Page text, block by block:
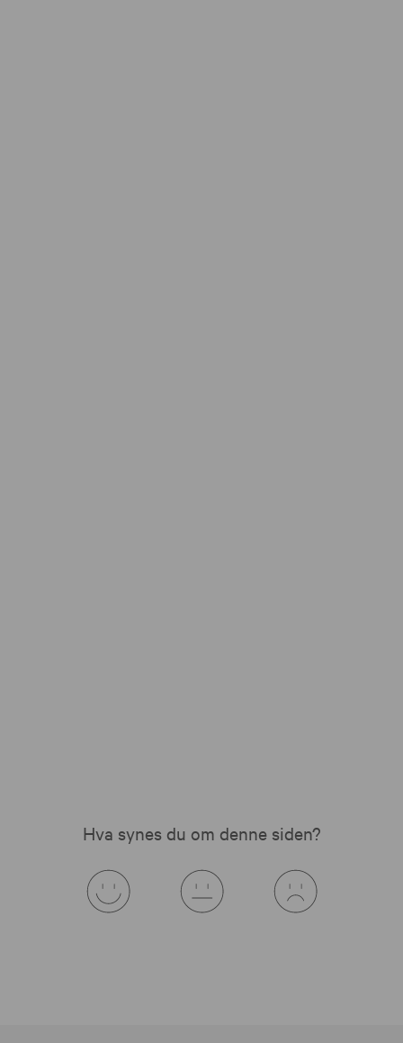
Hva synes du om denne siden?